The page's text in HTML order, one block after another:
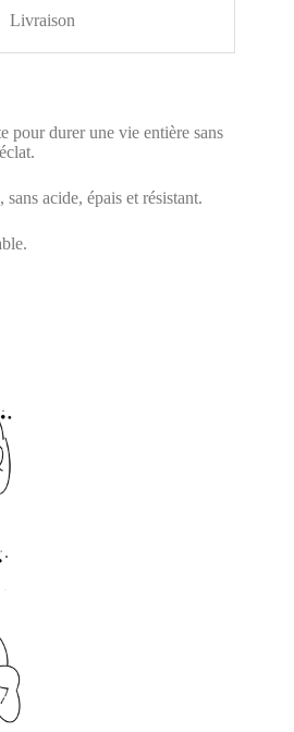
Livraison
pour durer une vie entière sans
acide, épais et résistant.